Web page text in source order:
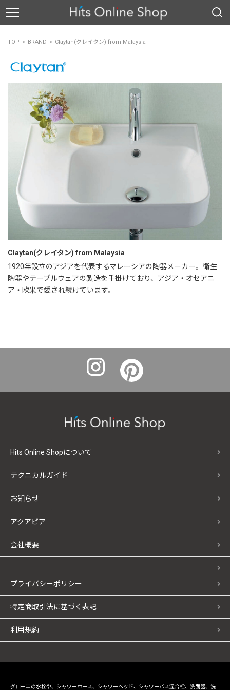
TOP BRAND Claytan(クレイタン) from Malaysia
Claytan(クレイタン) from Malaysia
1920年設立のアジアを代表するマレーシアの陶器メーカー。衛生
陶器やテーブルウェアの製造を手掛けており、アジア・オセアニ
ア・欧米で愛され続けています。
Hits Online Shopについて
テクニカルガイド
お知らせ
アクアピア
会社概要
プライバシーポリシー
特定商取引法に基づく表記
利用規約
グローエの水栓や、シャワーホース、シャワーヘッド、シャワーバス混合栓、洗面器、洗